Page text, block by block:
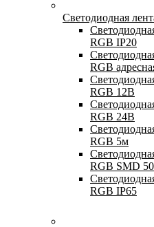
Светодиодная
RGB IP20
RGB
RGB 12В
RGB 24В
RGB 5м
RGB SMD
RGB IP65